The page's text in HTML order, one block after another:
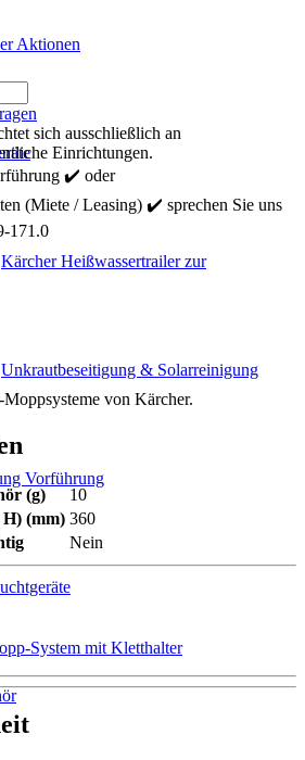
Aktionen
Kärcher Heißwassertrailer zur
Unkrautbeseitigung & Solarreinigung
Vorführung
sich ausschließlich an
Einrichtungen.
✔️ oder
(Miete / Leasing) ✔️ sprechen Sie uns
171.0
von Kärcher.
(g)
10
H) (mm) 360
Nein
System mit Kletthalter